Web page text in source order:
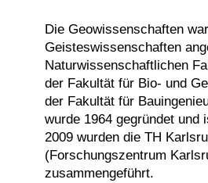
Die Geowissenschaften
Geisteswissenschaften
Naturwissenschaftlichen
der Fakultät für Bio- und
der Fakultät für
wurde 1964 gegründet
2009 wurden die TH
(Forschungszentrum
zusammengeführt.